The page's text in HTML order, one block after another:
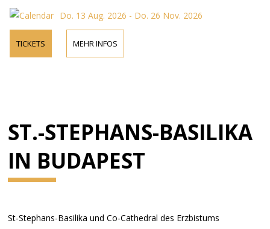
Do. 13 Aug. 2026 - Do. 26 Nov. 2026
TICKETS MEHR INFOS
ST.-STEPHANS-BASILIKA
IN BUDAPEST
St-Stephans-Basilika und Co-Cathedral des Erzbistums